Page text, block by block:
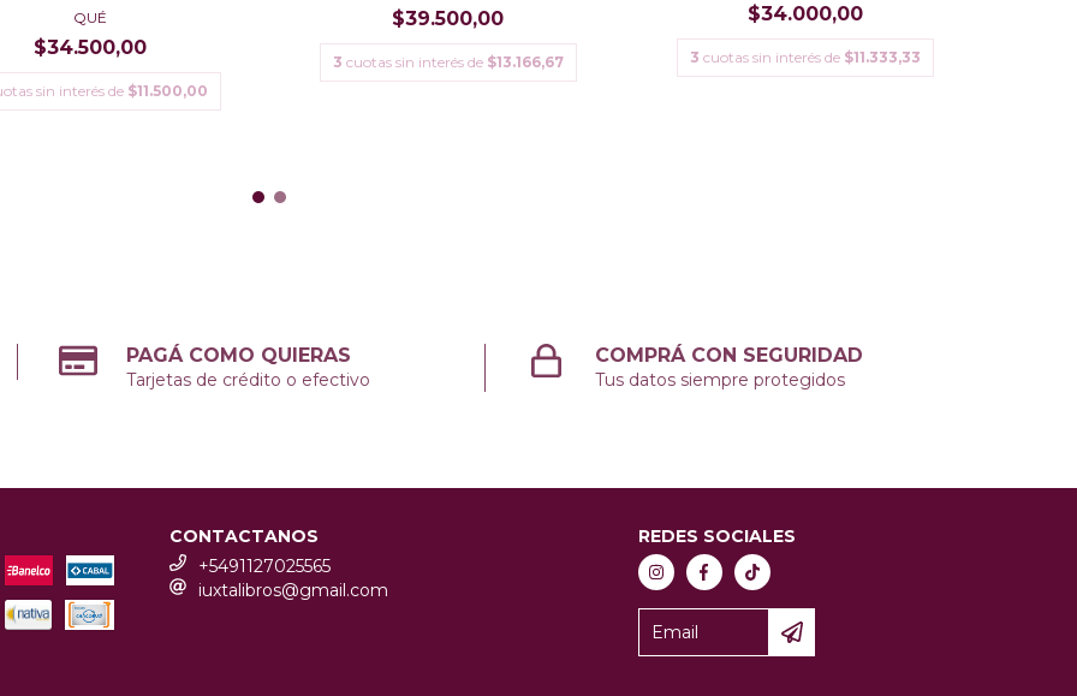
QUÉ
$34.500,00
sin interés de $11.500,00
$39.500,00
3 cuotas sin interés de $13.166,67
$34.000,00
3 cuotas sin interés de $11.333,33
PAGÁ COMO QUIERAS
Tarjetas de crédito o efectivo
COMPRÁ CON SEGURIDAD
Tus datos siempre protegidos
CONTACTANOS
+5491127025565
iuxtalibros@gmail.com
REDES SOCIALES